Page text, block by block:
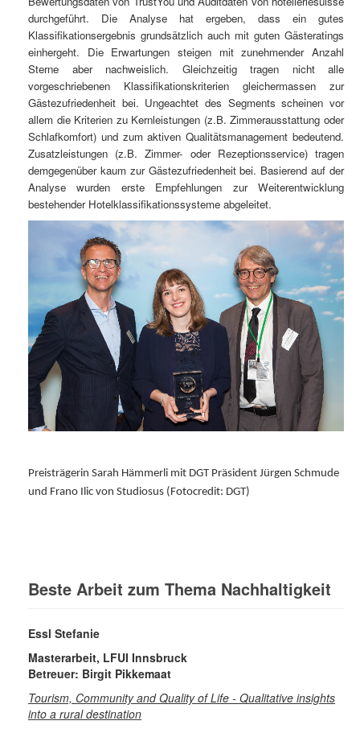
durchgeführt. Die Analyse hat ergeben, dass ein gutes
Klassifikationsergebnis grundsätzlich auch mit guten Gästeratings
einhergeht. Die Erwartungen steigen mit zunehmender Anzahl
Sterne aber nachweislich. Gleichzeitig tragen nicht alle
vorgeschriebenen Klassifikationskriterien gleichermassen zur
Gästezufriedenheit bei. Ungeachtet des Segments scheinen vor
allem die Kriterien zu Kernleistungen (z.B. Zimmerausstattung oder
Schlafkomfort) und zum aktiven Qualitätsmanagement bedeutend.
Zusatzleistungen (z.B. Zimmer- oder Rezeptionsservice) tragen
demgegenüber kaum zur Gästezufriedenheit bei. Basierend auf der
Analyse wurden erste Empfehlungen zur Weiterentwicklung
bestehender Hotelklassifikationssysteme abgeleitet.
Preisträgerin Sarah Hämmerli mit DGT Präsident Jürgen Schmude
und Frano Ilic von Studiosus (Fotocredit: DGT)
Beste Arbeit zum Thema Nachhaltigkeit
Essl Stefanie
Masterarbeit, LFUI Innsbruck
Betreuer: Birgit Pikkemaat
Tourism, Community and Quality of Life - Qualitative insights
into a rural destination